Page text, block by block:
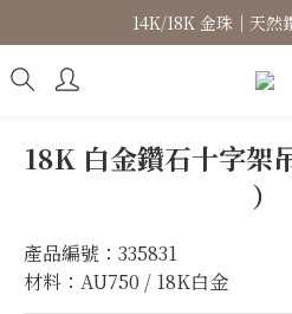
高級珠寶｜專屬訂
14K/18K 金珠｜天然
高級珠寶｜專屬訂
18K 白金鑽石十字架
）
產品編號：335831
材料：AU750 / 18K白金